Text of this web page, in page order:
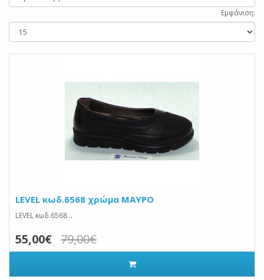
Εμφάνιση:
LEVEL κωδ.6568 χρώμα ΜΑΥΡΟ
LEVEL κωδ.6568 ..
55,00€ 79,00€